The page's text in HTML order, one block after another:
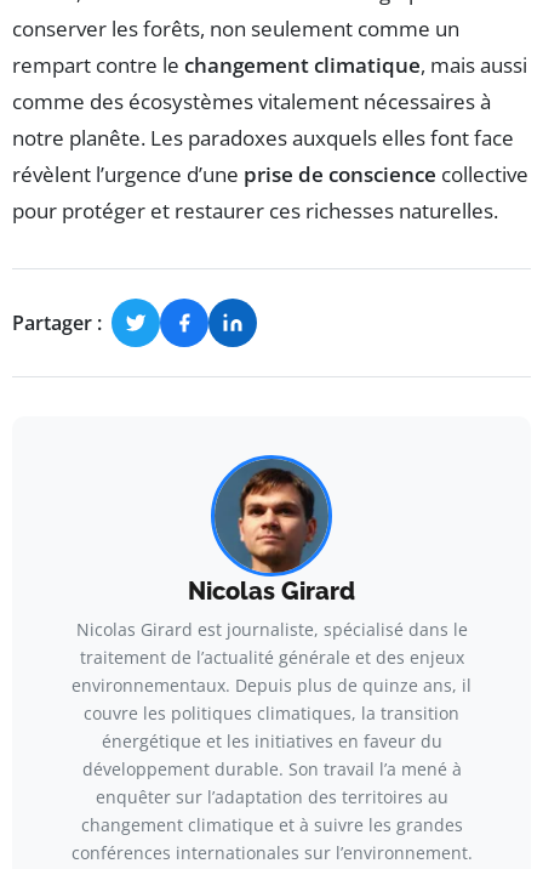
conserver les forêts, non seulement comme un
rempart contre le changement climatique, mais aussi
comme des écosystèmes vitalement nécessaires à
notre planête. Les paradoxes auxquels elles font face
révèlent l’urgence d’une prise de conscience collective
pour protéger et restaurer ces richesses naturelles.
Partager :
Nicolas Girard
Nicolas Girard est journaliste, spécialisé dans le
traitement de l’actualité générale et des enjeux
environnementaux. Depuis plus de quinze ans, il
couvre les politiques climatiques, la transition
énergétique et les initiatives en faveur du
développement durable. Son travail l’a mené à
enquêter sur l’adaptation des territoires au
changement climatique et à suivre les grandes
conférences internationales sur l’environnement.